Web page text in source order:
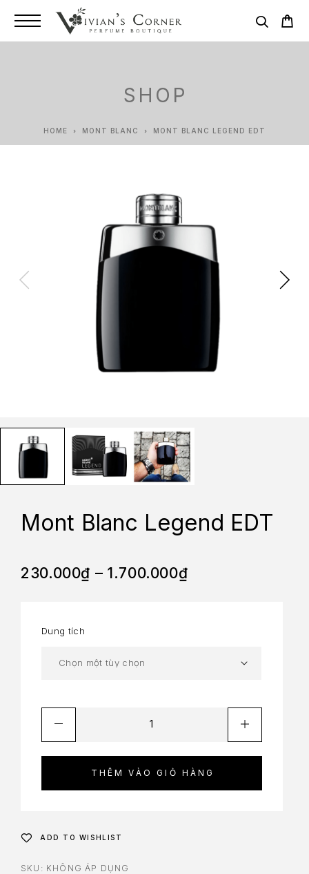
SHOP
HOME MONT BLANC MONT BLANC LEGEND EDT
Mont Blanc Legend EDT
230.000₫ – 1.700.000₫
Dung tích
THÊM VÀO GIỎ HÀNG
ADD TO WISHLIST
SKU: KHÔNG ÁP DỤNG